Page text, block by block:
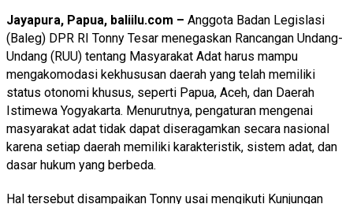
Jayapura, Papua, baliilu.com – Anggota Badan Legislasi
(Baleg) DPR RI Tonny Tesar menegaskan Rancangan Undang-
Undang (RUU) tentang Masyarakat Adat harus mampu
mengakomodasi kekhususan daerah yang telah memiliki
status otonomi khusus, seperti Papua, Aceh, dan Daerah
Istimewa Yogyakarta. Menurutnya, pengaturan mengenai
masyarakat adat tidak dapat diseragamkan secara nasional
karena setiap daerah memiliki karakteristik, sistem adat, dan
dasar hukum yang berbeda.
Hal tersebut disampaikan Tonny usai mengikuti Kunjungan